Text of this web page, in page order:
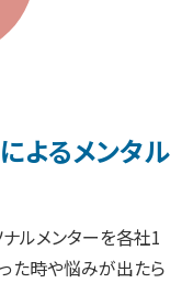
よるメンタル
ルメンターを各社1
た時や悩みが出たら